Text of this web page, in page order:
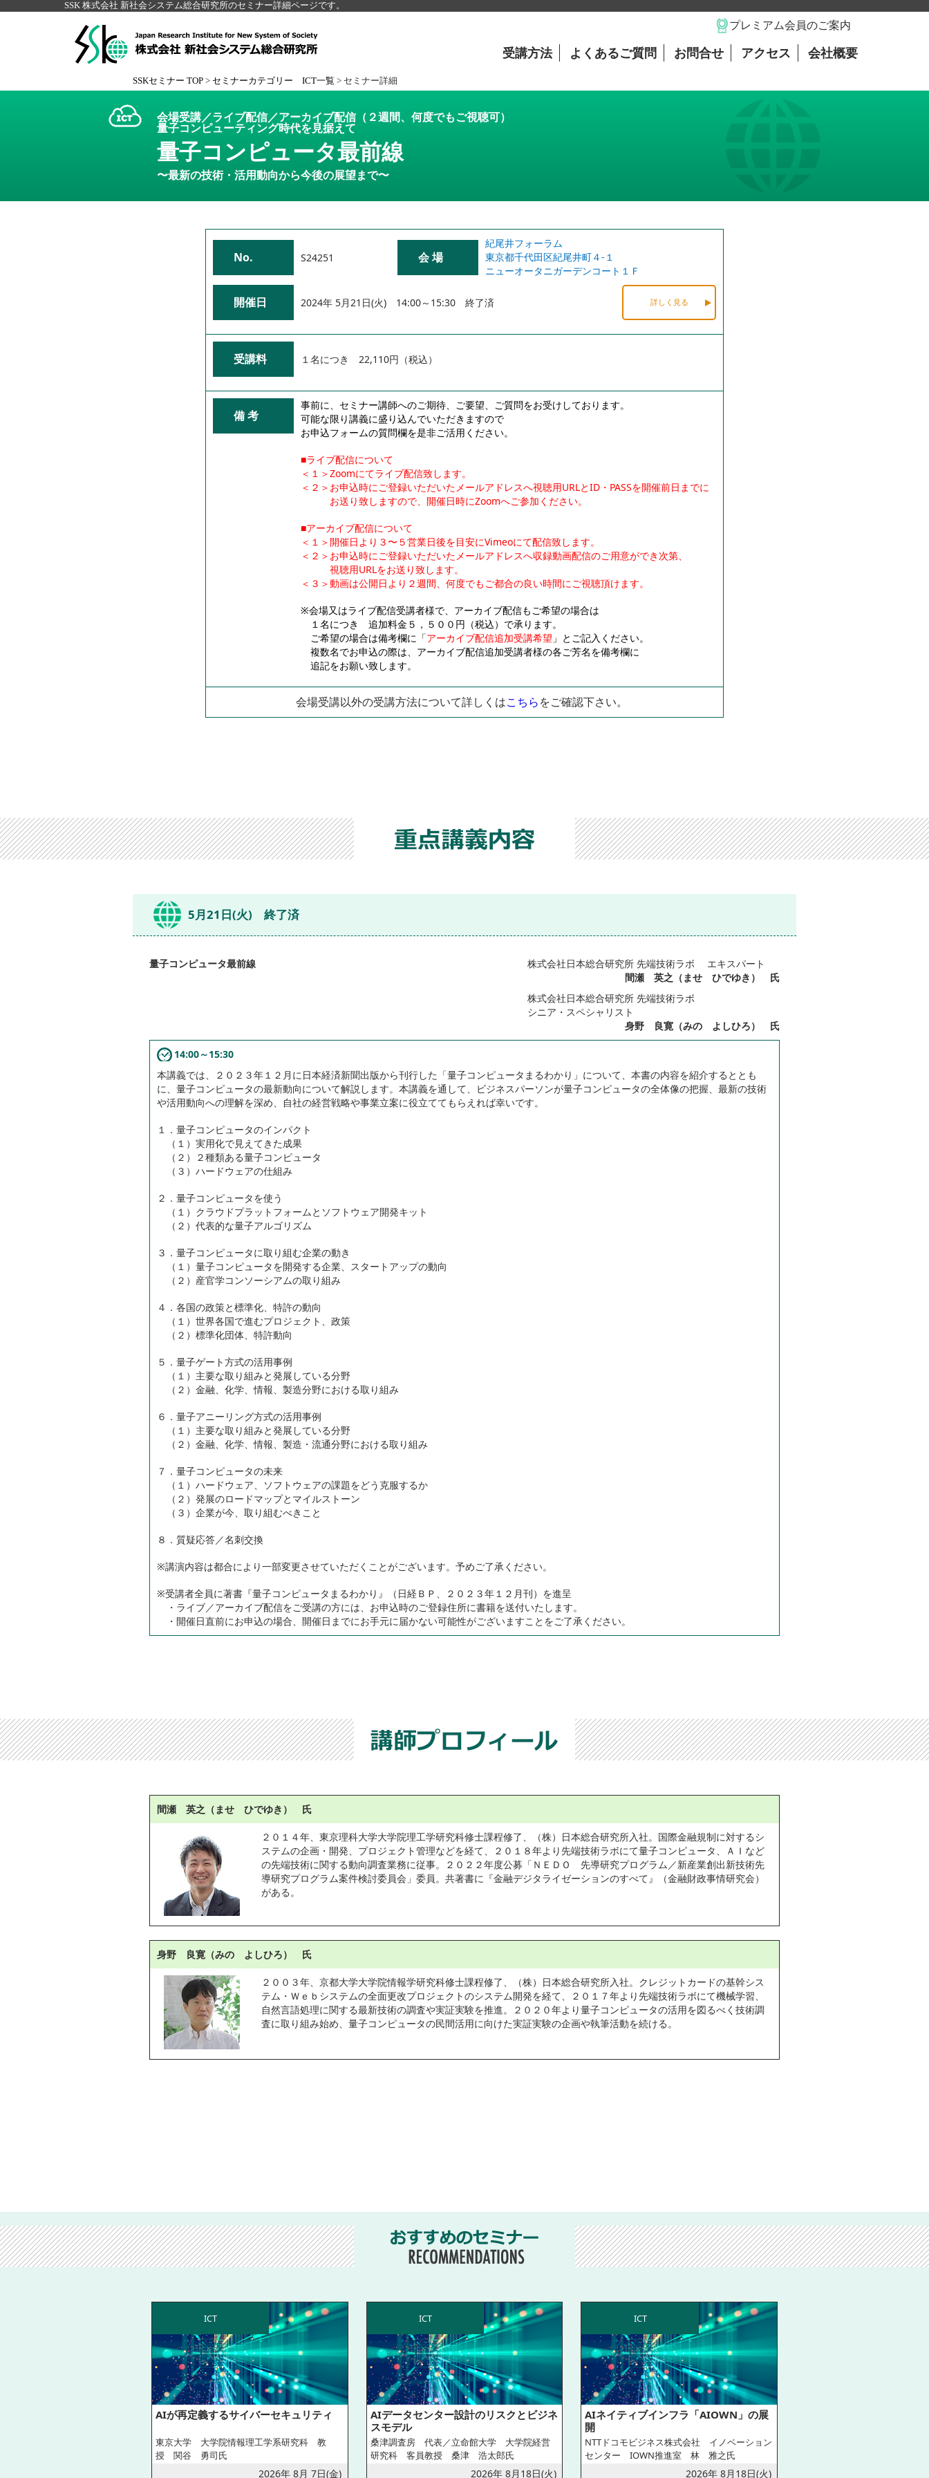
SSK 株式会社 新社会システム総合研究所のセミナー詳細ページです。
プレミアム会員のご案内
受講方法 よくあるご質問 お問合せ アクセス 会社概要
SSKセミナー TOP > セミナーカテゴリー ICT一覧 > セミナー詳細
会場受講／ライブ配信／アーカイブ配信（２週間、何度でもご視聴可）
量子コンピューティング時代を見据えて
量子コンピュータ最前線
〜最新の技術・活用動向から今後の展望まで〜
No. S24251 会 場
紀尾井フォーラム
東京都千代田区紀尾井町４-１
ニューオータニガーデンコート１Ｆ
開催日 2024年 5月21日(火) 14:00～15:30 終了済 詳しく見る
受講料 １名につき 22,110円（税込）
備 考
事前に、セミナー講師へのご期待、ご要望、ご質問をお受けしております。
可能な限り講義に盛り込んでいただきますので
お申込フォームの質問欄を是非ご活用ください。
■ライブ配信について
＜１＞Zoomにてライブ配信致します。
＜２＞お申込時にご登録いただいたメールアドレスへ視聴用URLとID・PASSを開催前日までに
お送り致しますので、開催日時にZoomへご参加ください。
■アーカイブ配信について
＜１＞開催日より３〜５営業日後を目安にVimeoにて配信致します。
＜２＞お申込時にご登録いただいたメールアドレスへ収録動画配信のご用意ができ次第、
視聴用URLをお送り致します。
＜３＞動画は公開日より２週間、何度でもご都合の良い時間にご視聴頂けます。
※会場又はライブ配信受講者様で、アーカイブ配信もご希望の場合は
１名につき 追加料金５，５００円（税込）で承ります。
ご希望の場合は備考欄に「アーカイブ配信追加受講希望 」とご記入ください。
複数名でお申込の際は、アーカイブ配信追加受講者様の各ご芳名を備考欄に
追記をお願い致します。
会場受講以外の受講方法について詳しくはこちらをご確認下さい。
5月21日(火) 終了済
量子コンピュータ最前線
株式会社日本総合研究所 先端技術ラボ エキスパート
間瀬 英之（ませ ひでゆき） 氏
株式会社日本総合研究所 先端技術ラボ
シニア・スペシャリスト
身野 良寛（みの よしひろ） 氏
14:00～15:30
本講義では、２０２３年１２月に日本経済新聞出版から刊行した「量子コンピュータまるわかり」について、本書の内容を紹介するととも
に、量子コンピュータの最新動向について解説します。本講義を通して、ビジネスパーソンが量子コンピュータの全体像の把握、最新の技術
や活用動向への理解を深め、自社の経営戦略や事業立案に役立ててもらえれば幸いです。
１．量子コンピュータのインパクト
（１）実用化で見えてきた成果
（２）２種類ある量子コンピュータ
（３）ハードウェアの仕組み
２．量子コンピュータを使う
（１）クラウドプラットフォームとソフトウェア開発キット
（２）代表的な量子アルゴリズム
３．量子コンピュータに取り組む企業の動き
（１）量子コンピュータを開発する企業、スタートアップの動向
（２）産官学コンソーシアムの取り組み
４．各国の政策と標準化、特許の動向
（１）世界各国で進むプロジェクト、政策
（２）標準化団体、特許動向
５．量子ゲート方式の活用事例
（１）主要な取り組みと発展している分野
（２）金融、化学、情報、製造分野における取り組み
６．量子アニーリング方式の活用事例
（１）主要な取り組みと発展している分野
（２）金融、化学、情報、製造・流通分野における取り組み
７．量子コンピュータの未来
（１）ハードウェア、ソフトウェアの課題をどう克服するか
（２）発展のロードマップとマイルストーン
（３）企業が今、取り組むべきこと
８．質疑応答／名刺交換
※講演内容は都合により一部変更させていただくことがございます。予めご了承ください。
※受講者全員に著書『量子コンピュータまるわかり』（日経ＢＰ、２０２３年１２月刊）を進呈
・ライブ／アーカイブ配信をご受講の方には、お申込時のご登録住所に書籍を送付いたします。
・開催日直前にお申込の場合、開催日までにお手元に届かない可能性がございますことをご了承ください。
間瀬 英之（ませ ひでゆき） 氏
２０１４年、東京理科大学大学院理工学研究科修士課程修了、（株）日本総合研究所入社。国際金融規制に対するシ
ステムの企画・開発、プロジェクト管理などを経て、２０１８年より先端技術ラボにて量子コンピュータ、ＡＩなど
の先端技術に関する動向調査業務に従事。２０２２年度公募「ＮＥＤＯ　先導研究プログラム／新産業創出新技術先
導研究プログラム案件検討委員会」委員。共著書に『金融デジタライゼーションのすべて』（金融財政事情研究会）
がある。
身野 良寛（みの よしひろ） 氏
２００３年、京都大学大学院情報学研究科修士課程修了、（株）日本総合研究所入社。クレジットカードの基幹シス
テム・Ｗｅｂシステムの全面更改プロジェクトのシステム開発を経て、２０１７年より先端技術ラボにて機械学習、
自然言語処理に関する最新技術の調査や実証実験を推進。２０２０年より量子コンピュータの活用を図るべく技術調
査に取り組み始め、量子コンピュータの民間活用に向けた実証実験の企画や執筆活動を続ける。
ICT
AIが再定義するサイバーセキュリティ
東京大学 大学院情報理工学系研究科 教
授 関谷 勇司氏
2026年 8月 7日(金)
ICT
AIデータセンター設計のリスクとビジネ
スモデル
桑津調査房 代表／立命館大学 大学院経営
研究科 客員教授 桑津 浩太郎氏
2026年 8月18日(火)
ICT
AIネイティブインフラ「AIOWN」の展
開
NTTドコモビジネス株式会社 イノベーション
センター IOWN推進室 林 雅之氏
2026年 8月18日(火)